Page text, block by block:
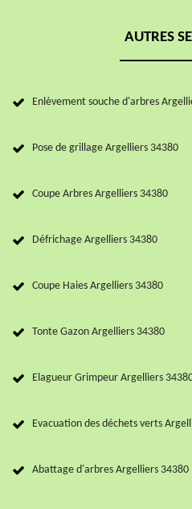
AUTRES
Enlèvement souche d'arbres
Pose de grillage Argelliers 34380
Coupe Arbres Argelliers 34380
Défrichage Argelliers 34380
Coupe Haies Argelliers 34380
Tonte Gazon Argelliers 34380
Elagueur Grimpeur Argelliers
Evacuation des déchets verts
Abattage d'arbres Argelliers 34380